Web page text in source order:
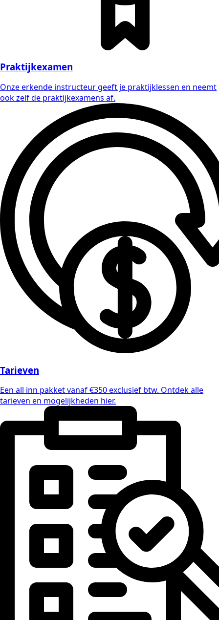
Praktijkexamen
Onze erkende instructeur geeft je praktijklessen en neemt
ook zelf de praktijkexamens af.
Tarieven
Een all inn pakket vanaf €350 exclusief btw. Ontdek alle
tarieven en mogelijkheden hier.